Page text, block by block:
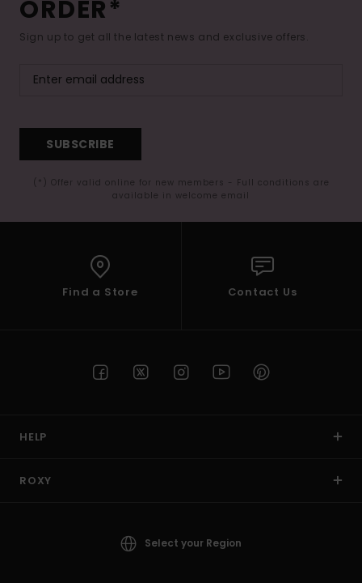
ORDER*
Sign up to get all the latest news and exclusive offers.
SUBSCRIBE
(*) Offer valid online for new members - Full conditions are
available in welcome email
Find a Store Contact Us
HELP
ROXY
Select your Region